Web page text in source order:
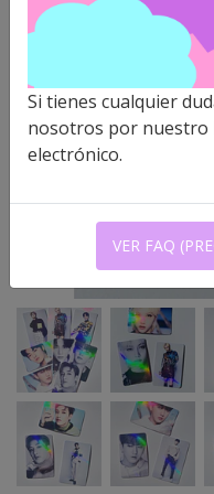
Si tienes cualquier
nosotros por nuestro
electrónico.
VER FAQ